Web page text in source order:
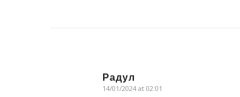
Радул
says:
14/01/2024 at 02:01